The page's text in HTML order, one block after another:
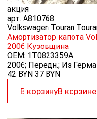
акция
арт. A810768
Volkswagen Touran
Амортизатор капота
2006 Кузовщина
OEM: 1T0823359A
2006; Передн.; Из
42 BYN 37 BYN
В корзинуВ корзине